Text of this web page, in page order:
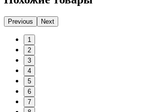
Previous Next
1
2
3
4
5
6
7